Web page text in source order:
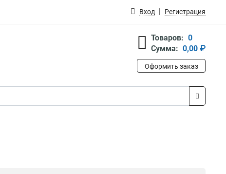
Вход Регистрация
Товаров: 0
Сумма: 0,00 ₽
Оформить заказ